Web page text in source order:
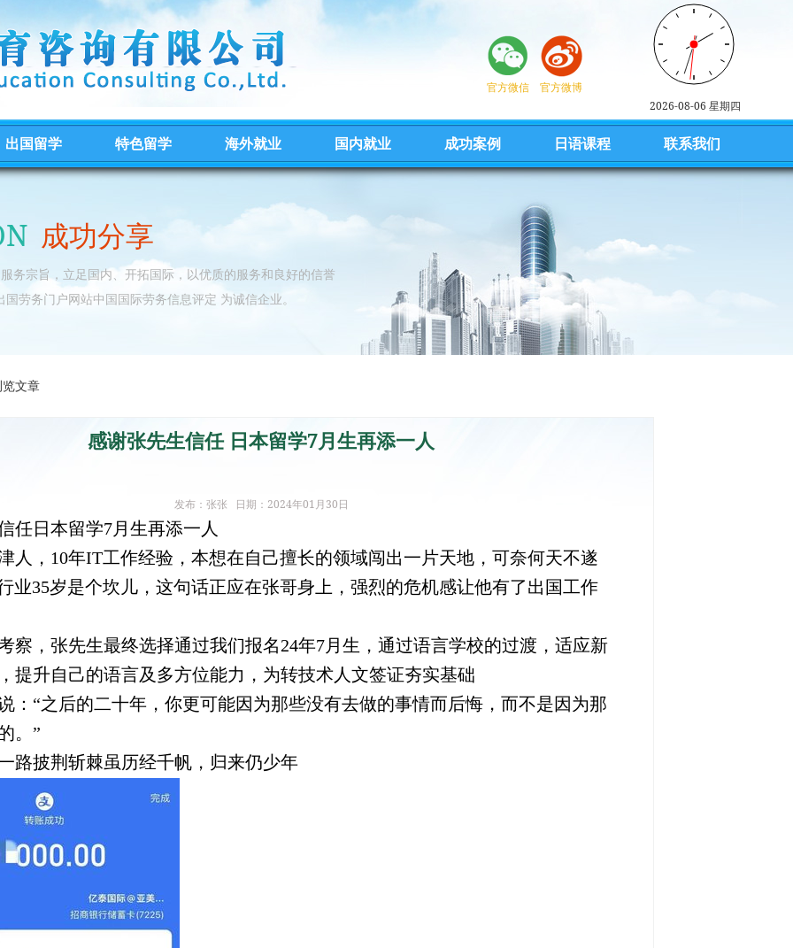
官方微信
官方微博
2026-08-06 星期四
出国留学 特色留学 海外就业 国内就业 成功案例 日语课程 联系我们
成功分享
务宗旨，立足国内、开拓国际，以优质的服务和良好的信誉
劳务门户网站中国国际劳务信息评定 为诚信企业。
文章
感谢张先生信任 日本留学7月生再添一人
发布：张张 日期：2024年01月30日
任日本留学7月生再添一人
人，10年IT工作经验，本想在自己擅长的领域闯出一片天地，可奈何天不遂
业35岁是个坎儿，这句话正应在张哥身上，强烈的危机感让他有了出国工作
察，张先生最终选择通过我们报名24年7月生，通过语言学校的过渡，适应新
提升自己的语言及多方位能力，为转技术人文签证夯实基础
：“之后的二十年，你更可能因为那些没有去做的事情而后悔，而不是因为那
。”
路披荆斩棘虽历经千帆，归来仍少年